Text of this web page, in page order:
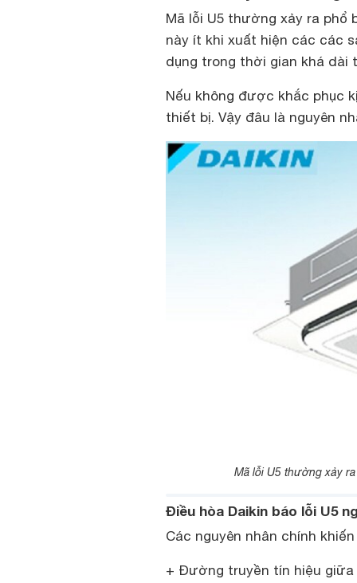
Mã lỗi U5 thường xảy ra phổ
này ít khi xuất hiện các các
dụng trong thời gian khá dài
Nếu không được khắc phục
thiết bị. Vậy đâu là nguyên
Mã lỗi U5 thường xảy
Điều hòa Daikin báo lỗi U5
Các nguyên nhân chính
+ Đường truyền tín hiệu giữa